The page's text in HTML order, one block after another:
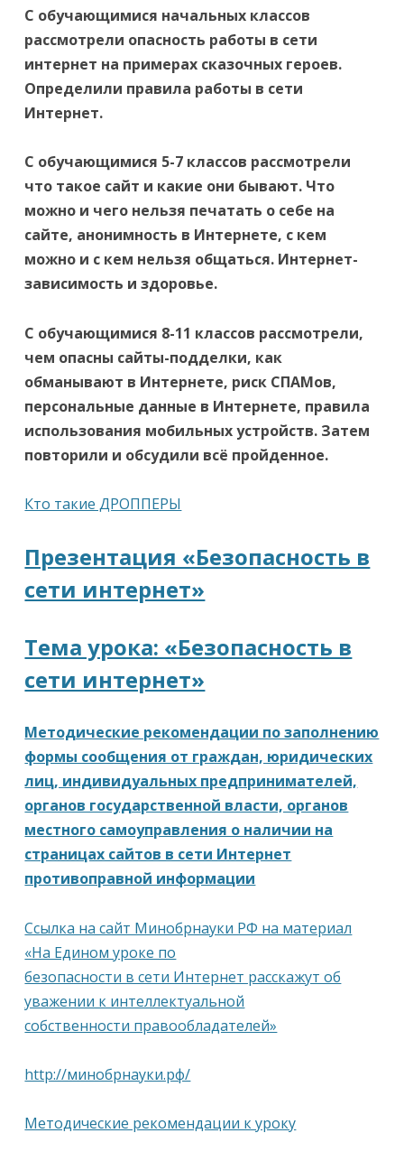
С обучающимися начальных классов
рассмотрели опасность работы в сети
интернет на примерах сказочных героев.
Определили правила работы в сети
Интернет.
С обучающимися 5-7 классов рассмотрели
что такое сайт и какие они бывают. Что
можно и чего нельзя печатать о себе на
сайте, анонимность в Интернете, с кем
можно и с кем нельзя общаться. Интернет-
зависимость и здоровье.
С обучающимися 8-11 классов рассмотрели,
чем опасны сайты-подделки, как
обманывают в Интернете, риск СПАМов,
персональные данные в Интернете, правила
использования мобильных устройств. Затем
повторили и обсудили всё пройденное.
Кто такие ДРОППЕРЫ
Презентация «Безопасность в
сети интернет»
Тема урока: «Безопасность в
сети интернет»
Методические рекомендации по заполнению
формы сообщения от граждан, юридических
лиц, индивидуальных предпринимателей,
органов государственной власти, органов
местного самоуправления о наличии на
страницах сайтов в сети Интернет
противоправной информации
Ссылка на сайт Минобрнауки РФ на материал
«На Едином уроке по
безопасности в сети Интернет расскажут об
уважении к интеллектуальной
собственности правообладателей»
http://минобрнауки.рф/
Методические рекомендации к уроку